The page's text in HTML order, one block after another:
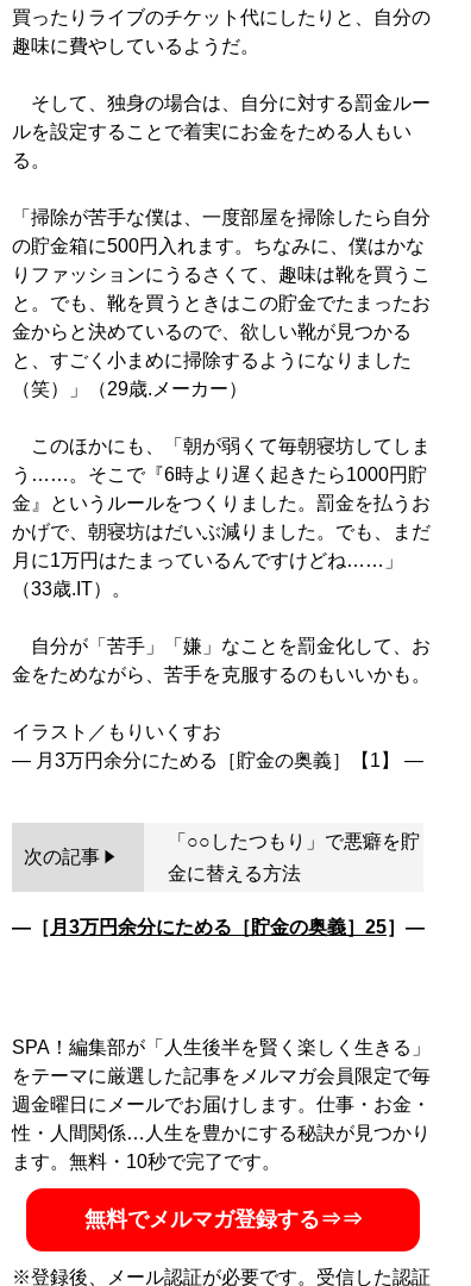
買ったりライブのチケット代にしたりと、自分の
趣味に費やしているようだ。
そして、独身の場合は、自分に対する罰金ルー
ルを設定することで着実にお金をためる人もい
る。
「掃除が苦手な僕は、一度部屋を掃除したら自分
の貯金箱に500円入れます。ちなみに、僕はかな
りファッションにうるさくて、趣味は靴を買うこ
と。でも、靴を買うときはこの貯金でたまったお
金からと決めているので、欲しい靴が見つかる
と、すごく小まめに掃除するようになりました
（笑）」（29歳.メーカー）
このほかにも、「朝が弱くて毎朝寝坊してしま
う……。そこで『6時より遅く起きたら1000円貯
金』というルールをつくりました。罰金を払うお
かげで、朝寝坊はだいぶ減りました。でも、まだ
月に1万円はたまっているんですけどね……」
（33歳.IT）。
自分が「苦手」「嫌」なことを罰金化して、お
金をためながら、苦手を克服するのもいいかも。
イラスト／もりいくすお
次の記事
「○○したつもり」で悪癖を貯
金に替える方法
―［ 月3万円余分にためる［貯金の奥義］25］―
SPA！編集部が「人生後半を賢く楽しく生きる」
をテーマに厳選した記事をメルマガ会員限定で毎
週金曜日にメールでお届けします。仕事・お金・
性・人間関係…人生を豊かにする秘訣が見つかり
ます。無料・10秒で完了です。
無料でメルマガ登録する⇒⇒
※登録後、メール認証が必要です。受信した認証